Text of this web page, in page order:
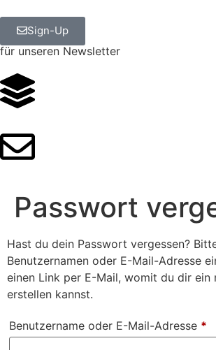
Sign-Up
für unseren Newsletter
Passwort
Hast du dein Passwort vergessen?
Benutzernamen oder E-Mail-Adresse
einen Link per E-Mail, womit du dir ein
erstellen kannst.
Benutzername oder E-Mail-Adresse *